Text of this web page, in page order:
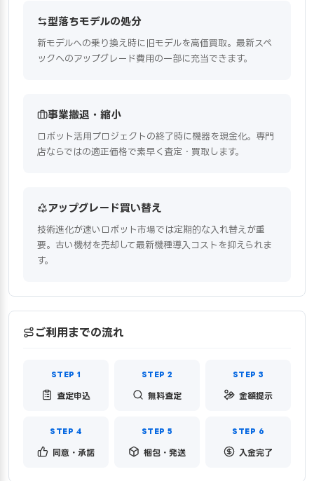
型落ちモデルの処分
新モデルへの乗り換え時に旧モデルを高価買取。最新スペ
ックへのアップグレード費用の一部に充当できます。
事業撤退・縮小
ロボット活用プロジェクトの終了時に機器を現金化。専門
店ならではの適正価格で素早く査定・買取します。
アップグレード買い替え
技術進化が速いロボット市場では定期的な入れ替えが重
要。古い機材を売却して最新機種導入コストを抑えられま
す。
ご利用までの流れ
査定申込 無料査定 金額提示
同意・承諾 梱包・発送 入金完了